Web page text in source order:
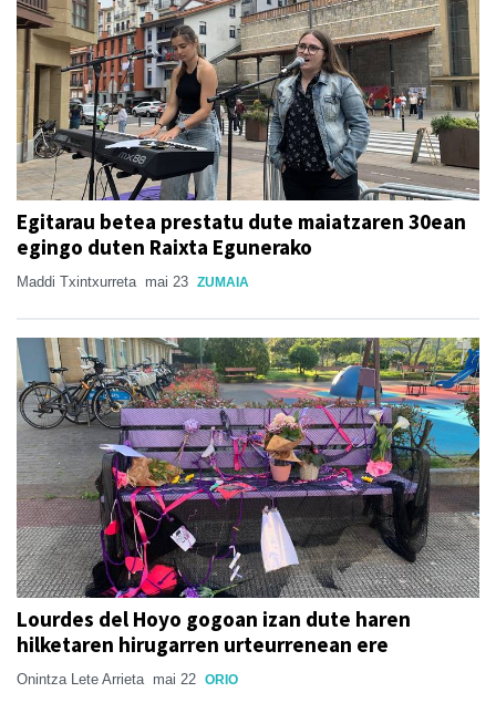
Egitarau betea prestatu dute maiatzaren 30ean
egingo duten Raixta Egunerako
Maddi Txintxurreta mai 23 ZUMAIA
Lourdes del Hoyo gogoan izan dute haren
hilketaren hirugarren urteurrenean ere
Onintza Lete Arrieta mai 22 ORIO